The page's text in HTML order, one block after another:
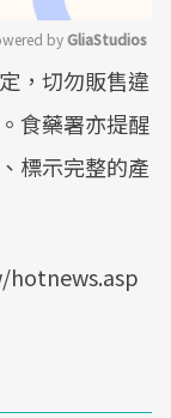
Mute
by GliaStudios
，切勿販售違
食藥署亦提醒
標示完整的產